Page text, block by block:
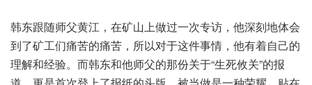
韩东跟随师父黄江，在矿山上做过一次专访，他深刻地体会
到了矿工们痛苦的痛苦，所以对于这件事情，他有着自己的
理解和经验。而韩东和他师父的那份关于“生死攸关”的报